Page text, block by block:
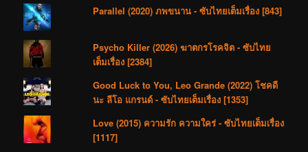
Parallel (2020) ภพขนาน - ซับไทยเต็มเรื่อง [843]
Psycho Killer (2026) ฆาตกรโรคจิต - ซับไทย
เต็มเรื่อง [2384]
Good Luck to You, Leo Grande (2022) โชคดี
นะ ลีโอ แกรนด์ - ซับไทยเต็มเรื่อง [1353]
Love (2015) ความรัก ความใคร่ - ซับไทยเต็มเรื่อง
[1117]